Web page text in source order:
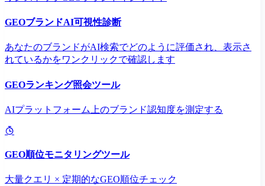
GEOブランドAI可視性診断
あなたのブランドがAI検索でどのように評価され、表示さ
れているかをワンクリックで確認します
GEOランキング照会ツール
AIプラットフォーム上のブランド認知度を測定する
GEO順位モニタリングツール
大量クエリ × 定期的なGEO順位チェック